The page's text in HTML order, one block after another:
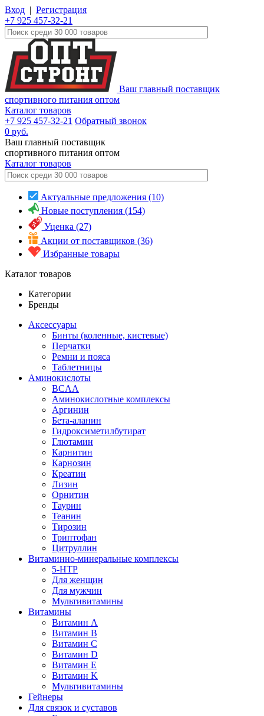
Вход | Регистрация
+7 925 457-32-21
Ваш главный поставщик
спортивного питания оптом
Каталог товаров
+7 925 457-32-21 Обратный звонок
0 руб.
Ваш главный поставщик
спортивного питания оптом
Каталог товаров
Актуальные предложения (10)
Новые поступления (154)
Уценка (27)
Акции от поставщиков (36)
Избранные товары
Каталог товаров
Категории
Бренды
Аксессуары
Бинты (коленные, кистевые)
Перчатки
Ремни и пояса
Таблетницы
Аминокислоты
BCAA
Аминокислотные комплексы
Аргинин
Бета-аланин
Гидроксиметилбутират
Глютамин
Карнитин
Карнозин
Креатин
Лизин
Орнитин
Таурин
Теанин
Тирозин
Триптофан
Цитруллин
Витаминно-минеральные комплексы
5-HTP
Для женщин
Для мужчин
Мультивитамины
Витамины
Витамин A
Витамин B
Витамин C
Витамин D
Витамин E
Витамин K
Мультивитамины
Гейнеры
Для связок и суставов